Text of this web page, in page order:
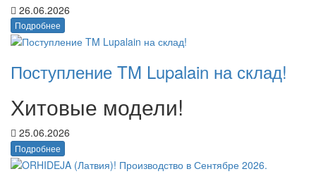
26.06.2026
Подробнее
Поступление TM Lupalain на склад!
Хитовые модели!
25.06.2026
Подробнее